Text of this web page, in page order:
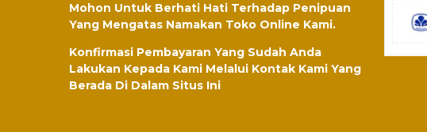
Mohon Untuk Berhati Hati Terhadap Penipuan
Yang Mengatas Namakan Toko Online Kami.
Konfirmasi Pembayaran Yang Sudah Anda
Lakukan Kepada Kami Melalui Kontak Kami Yang
Berada Di Dalam Situs Ini